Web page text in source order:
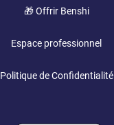
🎁 Offrir Benshi
Espace professionnel
Politique de Confidentialité